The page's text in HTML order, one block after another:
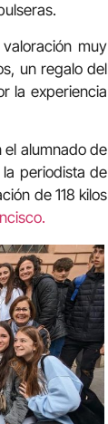
muy
un regalo del
la experiencia
el alumnado de
periodista de
de 118 kilos